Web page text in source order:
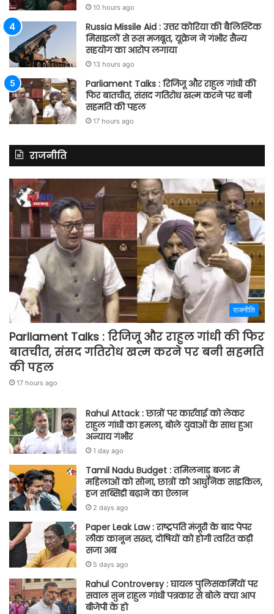
10 hours ago
Russia Missile Aid : उत्तर कोरिया की बैलिस्टिक
मिसाइलों से रूस मजबूत, यूक्रेन ने गंभीर सैन्य
सहयोग का आरोप लगाया
13 hours ago
Parliament Talks : रिजिजू और राहुल गांधी की
फिर बातचीत, संसद गतिरोध खत्म करने पर बनी
सहमति की पहल
17 hours ago
राजनीति
राजनीति
Parliament Talks : रिजिजू और राहुल गांधी की फिर
बातचीत, संसद गतिरोध खत्म करने पर बनी सहमति
की पहल
17 hours ago
Rahul Attack : छात्रों पर कार्रवाई को लेकर
राहुल गांधी का हमला, बोले युवाओं के साथ हुआ
अन्याय गंभीर
1 day ago
Tamil Nadu Budget : तमिलनाडु बजट में
महिलाओं को सोना, छात्रों को आधुनिक साइकिल,
हज सब्सिडी बढ़ाने का ऐलान
2 days ago
Paper Leak Law : राष्ट्रपति मंजूरी के बाद पेपर
लीक कानून सख्त, दोषियों को होगी त्वरित कड़ी
सजा अब
5 days ago
Rahul Controversy : घायल पुलिसकर्मियों पर
सवाल सुन राहुल गांधी पत्रकार से बोले क्या आप
बीजेपी के हो